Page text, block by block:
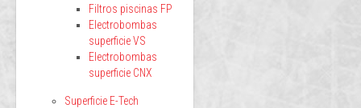
Filtros piscinas FP
Electrobombas
superficie VS
Electrobombas
superficie CNX
Superficie E-Tech